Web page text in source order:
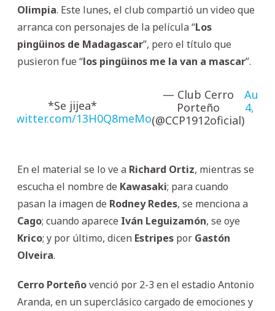
Olimpia. Este lunes, el club compartió un video que
arranca con personajes de la película “Los
pingüinos de Madagascar”, pero el título que
pusieron fue “los pingüinos me la van a mascar”.
*Se jijea*
13H0Q8meMo
— Club Cerro
Porteño
(@CCP1912oficial)
4,
En el material se lo ve a Richard Ortiz, mientras se
escucha el nombre de Kawasaki; para cuando
pasan la imagen de Rodney Redes, se menciona a
Cago; cuando aparece Iván Leguizamón, se oye
Krico; y por último, dicen Estripes por Gastón
Olveira.
Cerro Porteñovenció por 2-3 en el estadio Antonio
Aranda, en un superclásico cargado de emociones y